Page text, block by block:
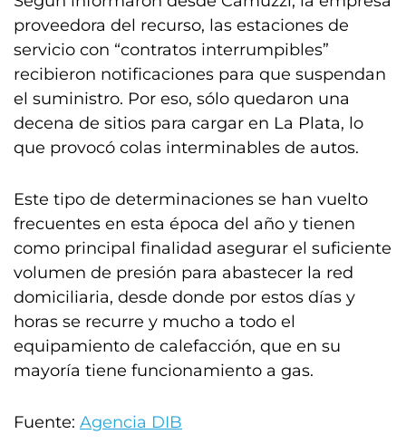
proveedora del recurso, las estaciones de
servicio con “contratos interrumpibles”
recibieron notificaciones para que suspendan
el suministro. Por eso, sólo quedaron una
decena de sitios para cargar en La Plata, lo
que provocó colas interminables de autos.
Este tipo de determinaciones se han vuelto
frecuentes en esta época del año y tienen
como principal finalidad asegurar el suficiente
volumen de presión para abastecer la red
domiciliaria, desde donde por estos días y
horas se recurre y mucho a todo el
equipamiento de calefacción, que en su
mayoría tiene funcionamiento a gas.
Fuente: Agencia DIB